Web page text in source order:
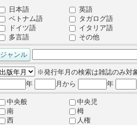
日本語
英語
ベトナム語
タガログ語
ドイツ語
イタリア語
多言語
その他
※発行年月の検索は雑誌のみ対
年
月から 年
中央般
中央児
南
栂
西
人権